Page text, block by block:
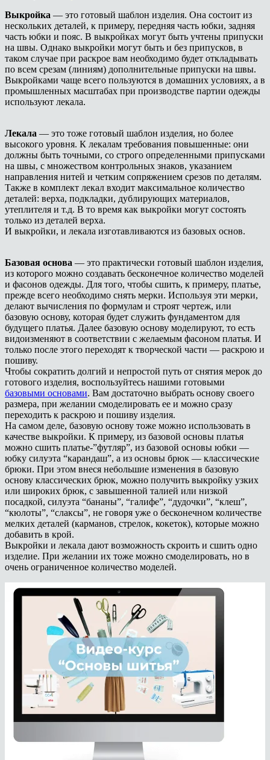
Выкройка — это готовый шаблон изделия. Она состоит из
нескольких деталей, к примеру, передняя часть юбки, задняя
часть юбки и пояс. В выкройках могут быть учтены припуски
на швы. Однако выкройки могут быть и без припусков, в
таком случае при раскрое вам необходимо будет откладывать
по всем срезам (линиям) дополнительные припуски на швы.
Выкройками чаще всего пользуются в домашних условиях, а в
промышленных масштабах при производстве партии одежды
используют лекала.
Лекала — это тоже готовый шаблон изделия, но более
высокого уровня. К лекалам требования повышенные: они
должны быть точными, со строго определенными припусками
на швы, с множеством контрольных знаков, указанием
направления нитей и четким сопряжением срезов по деталям.
Также в комплект лекал входит максимальное количество
деталей: верха, подкладки, дублирующих материалов,
утеплителя и т.д. В то время как выкройки могут состоять
только из деталей верха.
И выкройки, и лекала изготавливаются из базовых основ.
Базовая основа — это практически готовый шаблон изделия,
из которого можно создавать бесконечное количество моделей
и фасонов одежды. Для того, чтобы сшить, к примеру, платье,
прежде всего необходимо снять мерки. Используя эти мерки,
делают вычисления по формулам и строят чертеж, или
базовую основу, которая будет служить фундаментом для
будущего платья. Далее базовую основу моделируют, то есть
видоизменяют в соответствии с желаемым фасоном платья. И
только после этого переходят к творческой части — раскрою и
пошиву.
Чтобы сократить долгий и непростой путь от снятия мерок до
готового изделия, воспользуйтесь нашими готовыми
базовыми основами. Вам достаточно выбрать основу своего
размера, при желании смоделировать ее и можно сразу
переходить к раскрою и пошиву изделия.
На самом деле, базовую основу тоже можно использовать в
качестве выкройки. К примеру, из базовой основы платья
можно сшить платье-”футляр”, из базовой основы юбки —
юбку силуэта “карандаш”, а из основы брюк — классические
брюки. При этом внеся небольшие изменения в базовую
основу классических брюк, можно получить выкройку узких
или широких брюк, с завышенной талией или низкой
посадкой, силуэта “бананы”, “галифе”, “дудочки”, “клеш”,
“кюлоты”, “слаксы”, не говоря уже о бесконечном количестве
мелких деталей (карманов, стрелок, кокеток), которые можно
добавить в крой.
Выкройки и лекала дают возможность скроить и сшить одно
изделие. При желании их тоже можно смоделировать, но в
очень ограниченное количество моделей.